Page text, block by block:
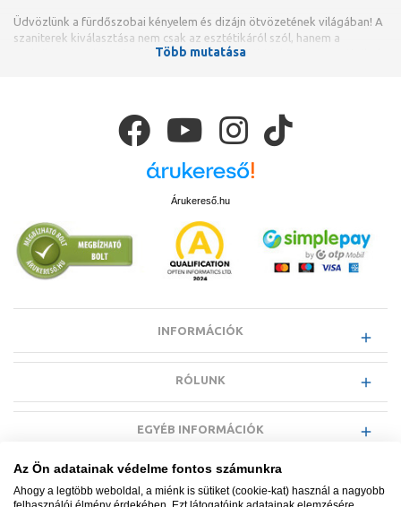
Üdvözlünk a fürdőszobai kényelem és dizájn ötvözetének világában! A
szaniterek kiválasztása nem csak az esztétikáról szól, hanem a
praktikusságról és a funkcionalitásról is. Az alábbiakban megpróbáltuk
Több mutatása
Árukereső.hu
INFORMÁCIÓK
RÓLUNK
EGYÉB INFORMÁCIÓK
Az Ön adatainak védelme fontos számunkra
Ahogy a legtöbb weboldal, a miénk is sütiket (cookie-kat) használ a nagyobb